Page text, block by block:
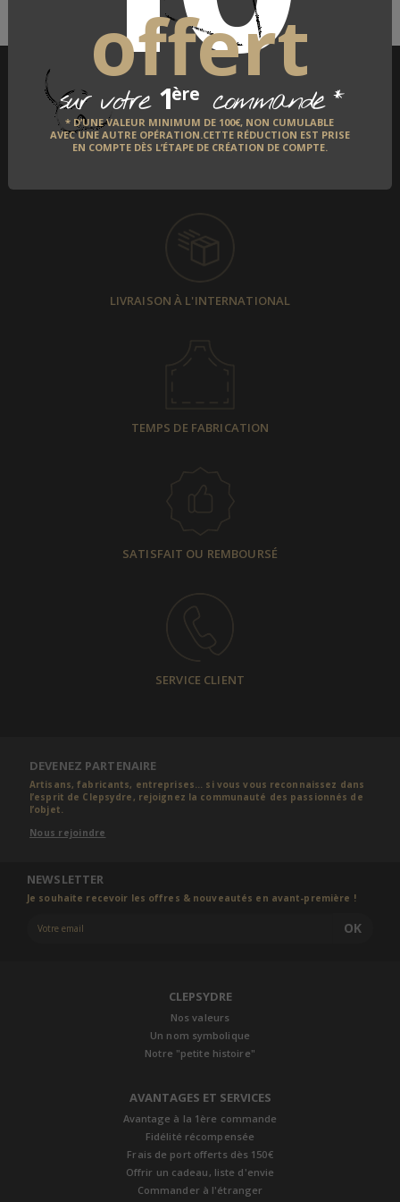
offert
sur votre 1ère commande*
* D’UNE VALEUR MINIMUM DE 100€, NON CUMULABLE
AVEC UNE AUTRE OPÉRATION.CETTE RÉDUCTION EST PRISE
EN COMPTE DÈS L’ÉTAPE DE CRÉATION DE COMPTE.
LIVRAISON À L'INTERNATIONAL
TEMPS DE FABRICATION
SATISFAIT OU REMBOURSÉ
SERVICE CLIENT
DEVENEZ PARTENAIRE
Artisans, fabricants, entreprises... si vous vous reconnaissez dans
l’esprit de Clepsydre, rejoignez la communauté des passionnés de
l’objet.
Nous rejoindre
NEWSLETTER
Je souhaite recevoir les offres & nouveautés en avant-première !
OK
CLEPSYDRE
Nos valeurs
Un nom symbolique
Notre "petite histoire"
AVANTAGES ET SERVICES
Avantage à la 1ère commande
Fidélité récompensée
Frais de port offerts dès 150€
Offrir un cadeau, liste d'envie
Commander à l'étranger